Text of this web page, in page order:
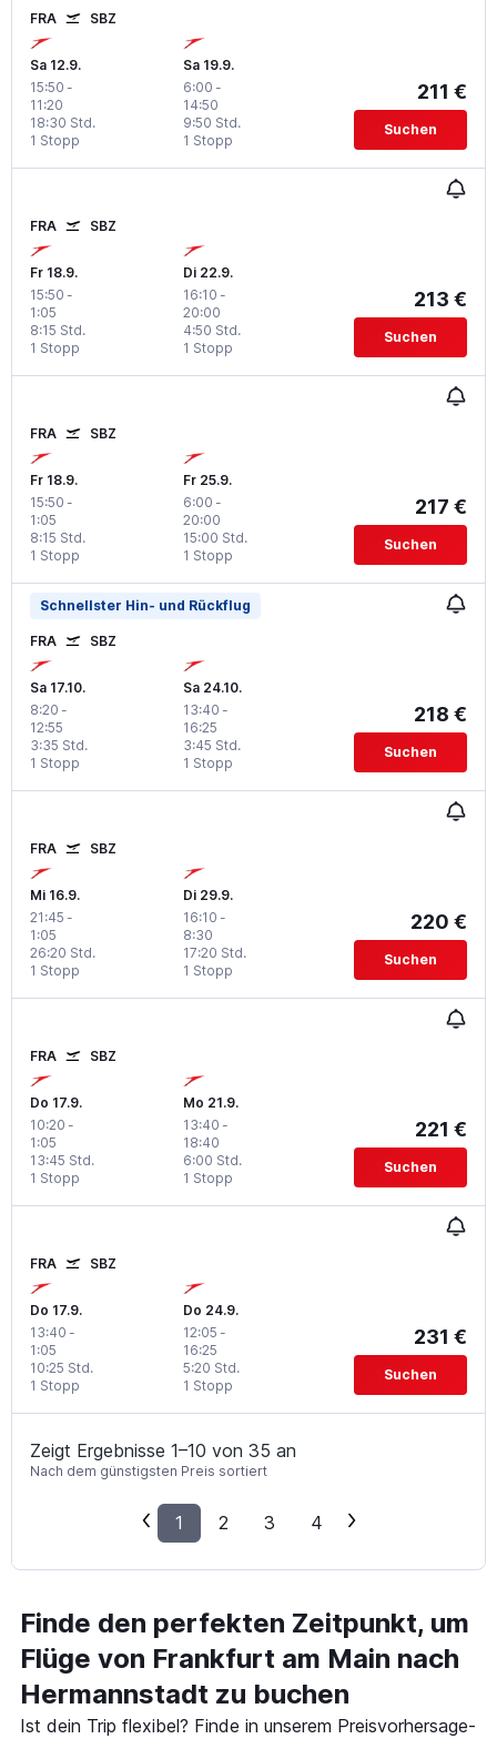
FRA SBZ
Sa 12.9.
15:50 -
11:20
1 Stopp
18:30 Std.
Sa 19.9.
6:00 -
14:50
1 Stopp
9:50 Std.
211 €
Suchen
FRA SBZ
Fr 18.9.
15:50 -
1:05
1 Stopp
8:15 Std.
Di 22.9.
16:10 -
20:00
1 Stopp
4:50 Std.
213 €
Suchen
FRA SBZ
Fr 18.9.
15:50 -
1:05
1 Stopp
8:15 Std.
Fr 25.9.
6:00 -
20:00
1 Stopp
15:00 Std.
217 €
Suchen
Schnellster Hin- und Rückflug
FRA SBZ
Sa 17.10.
8:20 -
12:55
1 Stopp
3:35 Std.
Sa 24.10.
13:40 -
16:25
1 Stopp
3:45 Std.
218 €
Suchen
FRA SBZ
Mi 16.9.
21:45 -
1:05
1 Stopp
26:20 Std.
Di 29.9.
16:10 -
8:30
1 Stopp
17:20 Std.
220 €
Suchen
FRA SBZ
Do 17.9.
10:20 -
1:05
1 Stopp
13:45 Std.
Mo 21.9.
13:40 -
18:40
1 Stopp
6:00 Std.
221 €
Suchen
FRA SBZ
Do 17.9.
13:40 -
1:05
1 Stopp
10:25 Std.
Do 24.9.
12:05 -
16:25
1 Stopp
5:20 Std.
231 €
Suchen
Zeigt Ergebnisse 1–10 von 35 an
Nach dem günstigsten Preis sortiert
1 2 3 4
Finde den perfekten Zeitpunkt, um
Flüge von Frankfurt am Main nach
Hermannstadt zu buchen
Ist dein Trip flexibel? Finde in unserem Preisvorhersage-